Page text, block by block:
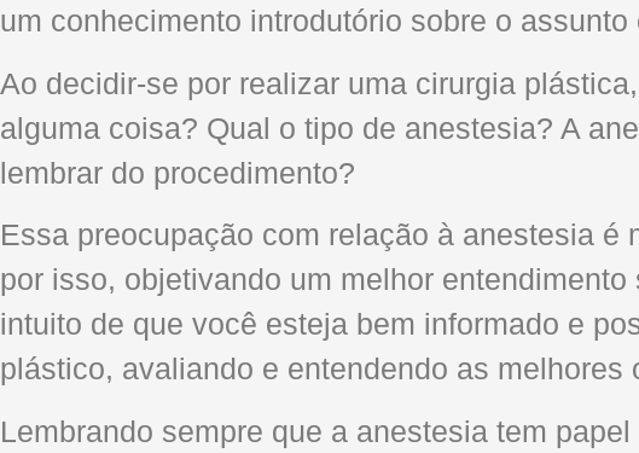
um conhecimento introdutório sobre o
Ao decidir-se por realizar uma cirurgia
alguma coisa? Qual o tipo de anestesia? A
lembrar do procedimento?
Essa preocupação com relação à anestesia
por isso, objetivando um melhor
intuito de que você esteja bem informado e
plástico, avaliando e entendendo as melhores
Lembrando sempre que a anestesia tem